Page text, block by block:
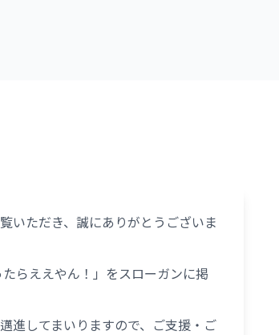
ただき、誠にありがとうございま
らええやん！」をスローガンに掲
進してまいりますので、ご支援・ご